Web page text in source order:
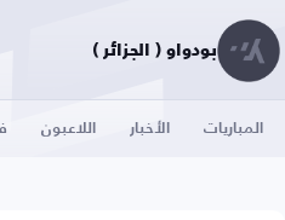
بودواو ( الجزائر )
المباريات الأخبار اللاعبون